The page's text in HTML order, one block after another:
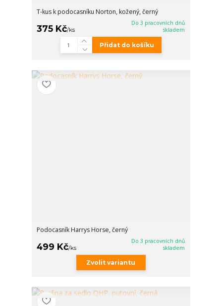
T-kus k podocasníku Norton, kožený, černý
375 Kč/ks
Do 3 pracovních dnů
skladem
Přidat do košíku
Podocasník Harrys Horse, černý
499 Kč/ks
Do 3 pracovních dnů
skladem
Zvolit variantu